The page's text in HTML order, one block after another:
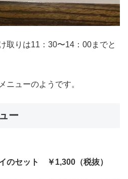
取りは11：30〜14：00までと
ニューのようです。
ー
のセット ￥1,300（税抜）